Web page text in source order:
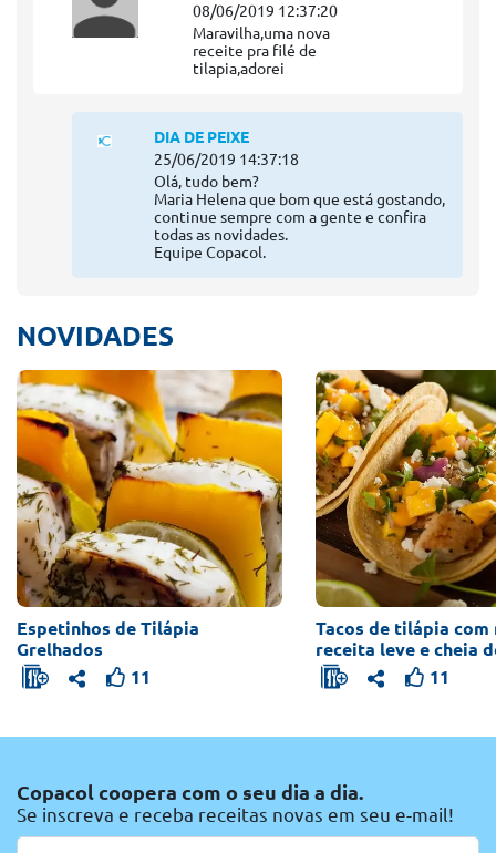
08/06/2019 12:37:20
Maravilha,uma nova
receite pra filé de
tilapia,adorei
DIA DE PEIXE
25/06/2019 14:37:18
Olá, tudo bem?
Maria Helena que bom que está gostando,
continue sempre com a gente e confira
todas as novidades.
Equipe Copacol.
NOVIDADES
Espetinhos de Tilápia
Grelhados
11
Tacos de tilápia com
receita leve e cheia
11
Copacol coopera com o seu dia a dia.
Se inscreva e receba receitas novas em seu e-mail!